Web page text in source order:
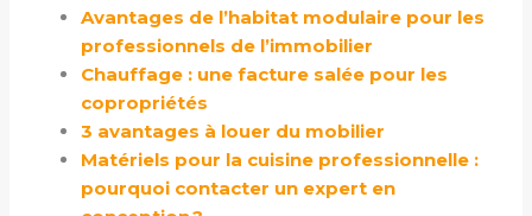
Avantages de l’habitat modulaire pour les
professionnels de l’immobilier
Chauffage : une facture salée pour les
copropriétés
3 avantages à louer du mobilier
Matériels pour la cuisine professionnelle :
pourquoi contacter un expert en